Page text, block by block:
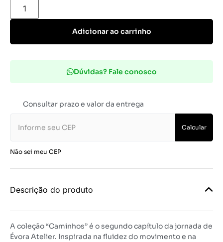
Adicionar ao carrinho
Dúvidas? Fale conosco
Consultar prazo e valor da entrega
Calcular
Não sei meu CEP
Descrição do produto
A coleção “Caminhos” é o segundo capítulo da jornada de
Évora Atelier. Inspirada na fluidez do movimento e na